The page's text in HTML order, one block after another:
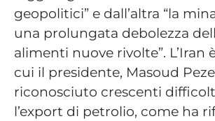
geopolitici” e dall’altra “la
una prolungata debolezza
alimenti nuove rivolte”. L’Iran
cui il presidente, Masoud
riconosciuto crescenti
l’export di petrolio, come ha